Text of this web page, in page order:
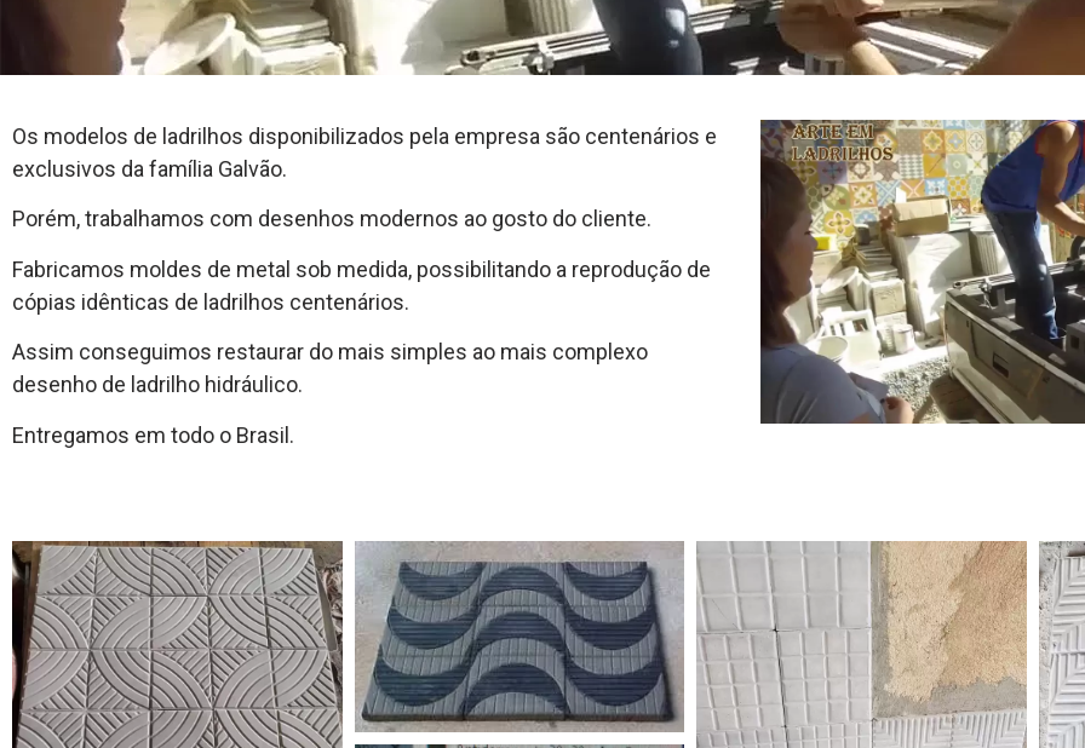
Os modelos de ladrilhos disponibilizados pela empresa são centenários e
exclusivos da família Galvão.
Porém, trabalhamos com desenhos modernos ao gosto do cliente.
Fabricamos moldes de metal sob medida, possibilitando a reprodução de
cópias idênticas de ladrilhos centenários.
Assim conseguimos restaurar do mais simples ao mais complexo
desenho de ladrilho hidráulico.
Entregamos em todo o Brasil.